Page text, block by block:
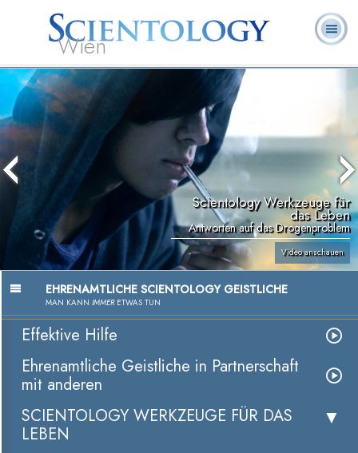
Wien
L. Ron
Hubbard
Was ist
Scientology?
Ehrenamtliche
Häufig gestellte
Scientology Werkzeuge für
das Leben
Antworten auf das Drogenproblem
Video anschauen
EHRENAMTLICHE SCIENTOLOGY GEISTLICHE
MAN KANN IMMERETWAS TUN
Effektive Hilfe
Ehrenamtliche Geistliche in Partnerschaft
mit anderen
SCIENTOLOGY WERKZEUGE FÜR DAS
LEBEN